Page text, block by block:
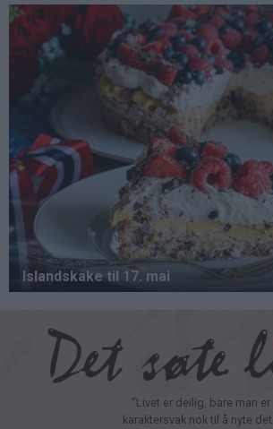
Hopp
hovedinnhold
"Livet er deilig, bare man er
karaktersvak nok til å nyte